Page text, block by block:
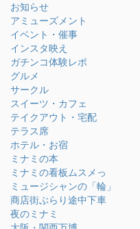
お知らせ
アミューズメント
イベント・催事
インスタ映え
ガチンコ体験レポ
グルメ
サークル
スイーツ・カフェ
テイクアウト・宅配
テラス席
ホテル・お宿
ミナミの本
ミナミの看板ムスメっ
ミュージシャンの「輪」
商店街ぶらり途中下車
夜のミナミ